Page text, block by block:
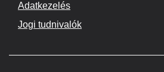
Adatkezelés
Jogi tudnivalók